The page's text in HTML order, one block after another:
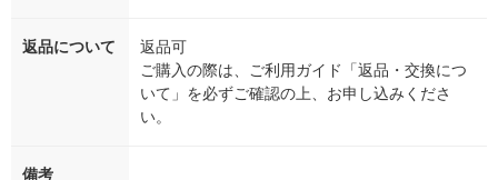
返品について
返品可
ご購入の際は、ご利用ガイド「返品・交換につ
いて」を必ずご確認の上、お申し込みくださ
い。
備考